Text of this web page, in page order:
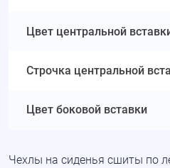
Цвет центральной
Строчка центральной
Цвет боковой вставки
Чехлы на сиденья сшиты по